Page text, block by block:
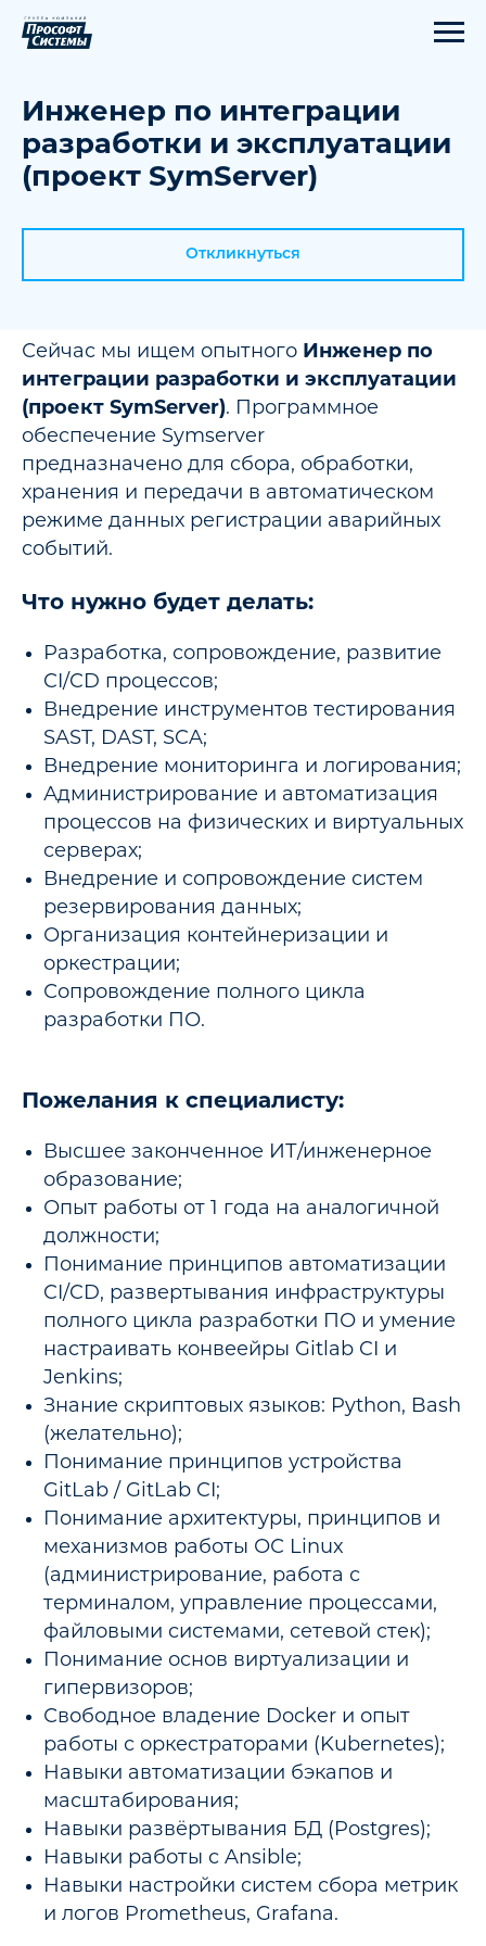
Инженер по интеграции
разработки и эксплуатации
(проект SymServer)
Откликнуться
Сейчас мы ищем опытного Инженер по
интеграции разработки и эксплуатации
(проект SymServer). Программное
обеспечение Symserver
предназначено для сбора, обработки,
хранения и передачи в автоматическом
режиме данных регистрации аварийных
событий.
Что нужно будет делать:
Разработка, сопровождение, развитие
CI/CD процессов;
Внедрение инструментов тестирования
SAST, DAST, SCA;
Внедрение мониторинга и логирования;
Администрирование и автоматизация
процессов на физических и виртуальных
серверах;
Внедрение и сопровождение систем
резервирования данных;
Организация контейнеризации и
оркестрации;
Сопровождение полного цикла
разработки ПО.
Пожелания к специалисту:
Высшее законченное ИТ/инженерное
образование;
Опыт работы от 1 года на аналогичной
должности;
Понимание принципов автоматизации
CI/CD, развертывания инфраструктуры
полного цикла разработки ПО и умение
настраивать конвеейры Gitlab CI и
Jenkins;
Знание скриптовых языков: Python, Bash
(желательно);
Понимание принципов устройства
GitLab / GitLab CI;
Понимание архитектуры, принципов и
механизмов работы ОС Linux
(администрирование, работа с
терминалом, управление процессами,
файловыми системами, сетевой стек);
Понимание основ виртуализации и
гипервизоров;
Свободное владение Docker и опыт
работы с оркестраторами (Kubernetes);
Навыки автоматизации бэкапов и
масштабирования;
Навыки развёртывания БД (Postgres);
Навыки работы с Ansible;
Навыки настройки систем сбора метрик
и логов Prometheus, Grafana.